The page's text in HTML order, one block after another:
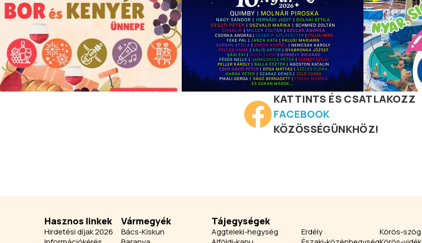
KATTINTS ÉS CSATLAKOZZ
FACEBOOK
KÖZÖSSÉGÜNKHÖZ!
Hasznos linkek
Hirdetési díjak 2026
Vármegyék
Bács-Kiskun
Tájegységek
Aggteleki-hegység
Erdély
Körös-szög